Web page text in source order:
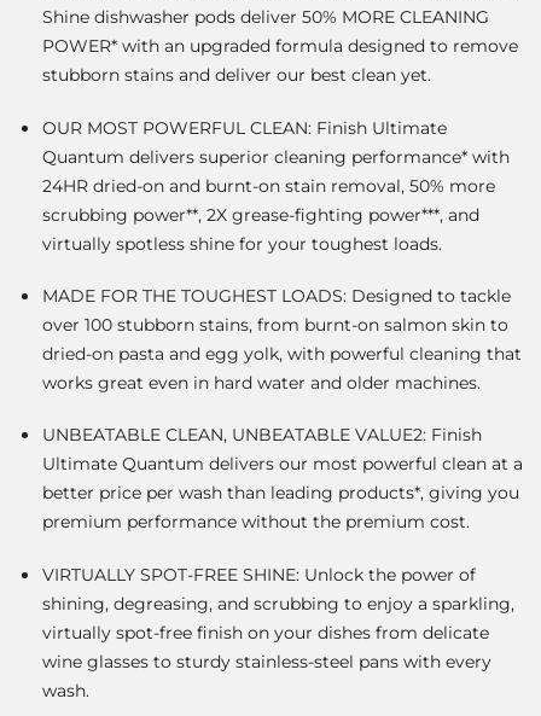
Shine dishwasher pods deliver 50% MORE CLEANING
POWER* with an upgraded formula designed to remove
stubborn stains and deliver our best clean yet.
OUR MOST POWERFUL CLEAN: Finish Ultimate
Quantum delivers superior cleaning performance* with
24HR dried-on and burnt-on stain removal, 50% more
scrubbing power**, 2X grease-fighting power***, and
virtually spotless shine for your toughest loads.
MADE FOR THE TOUGHEST LOADS: Designed to tackle
over 100 stubborn stains, from burnt-on salmon skin to
dried-on pasta and egg yolk, with powerful cleaning that
works great even in hard water and older machines.
UNBEATABLE CLEAN, UNBEATABLE VALUE2: Finish
Ultimate Quantum delivers our most powerful clean at a
better price per wash than leading products*, giving you
premium performance without the premium cost.
VIRTUALLY SPOT-FREE SHINE: Unlock the power of
shining, degreasing, and scrubbing to enjoy a sparkling,
virtually spot-free finish on your dishes from delicate
wine glasses to sturdy stainless-steel pans with every
wash.